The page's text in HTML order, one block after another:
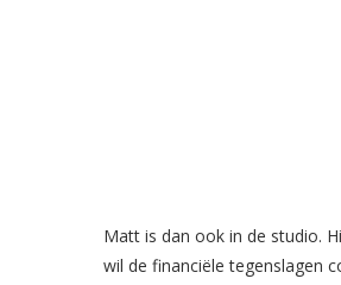
Matt is dan ook in de studio.
wil de financiële tegenslagen